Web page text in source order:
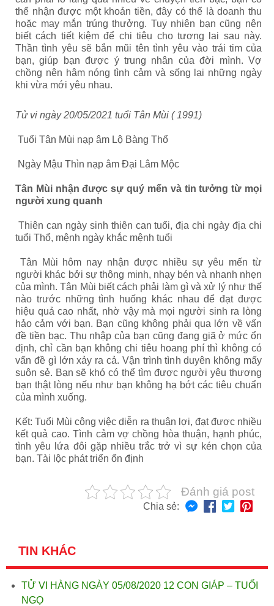
thể nhận được một khoản tiền, đây có thể là doanh thu
hoặc may mắn trúng thưởng. Tuy nhiên bạn cũng nên
biết cách tiết kiệm để chi tiêu cho tương lai sau này.
Thần tình yêu sẽ bắn mũi tên tình yêu vào trái tim của
bạn, giúp bạn được ý trung nhân của đời mình. Vợ
chồng nên hâm nóng tình cảm và sống lại những ngày
khi vừa mới yêu nhau.
Tử vi ngày 20/05/2021 tuổi Tân Mùi ( 1991)
Tuổi Tân Mùi nạp âm Lộ Bàng Thổ
Ngày Mậu Thìn nạp âm Đại Lâm Mộc
Tân Mùi nhận được sự quý mến và tin tưởng từ mọi
người xung quanh
Thiên can ngày sinh thiên can tuổi, địa chi ngày địa chi
tuổi Thổ, mệnh ngày khắc mệnh tuổi
Tân Mùi hôm nay nhận được nhiều sự yêu mến từ
người khác bởi sự thông minh, nhạy bén và nhanh nhẹn
của mình. Tân Mùi biết cách phải làm gì và xử lý như thế
nào trước những tình huống khác nhau để đạt được
hiệu quả cao nhất, nhờ vậy mà mọi người sinh ra lòng
hảo cảm với bạn. Bạn cũng không phải qua lớn về vấn
đề tiền bạc. Thu nhập của bạn cũng đang giã ở mức ổn
định, chỉ cần bạn không chi tiêu hoang phí thì không có
vấn đề gì lớn xảy ra cả. Vận trình tình duyên không mấy
suôn sẻ. Bạn sẽ khó có thể tìm được người yêu thương
bạn thật lòng nếu như bạn không hạ bớt các tiêu chuẩn
của mình xuống.
Kết: Tuổi Mùi công việc diễn ra thuận lợi, đạt được nhiều
kết quả cao. Tình cảm vợ chồng hòa thuận, hạnh phúc,
tình yêu lứa đôi gặp nhiều trắc trở vì sự kén chọn của
bạn. Tài lộc phát triển ổn định
Đánh giá post
Chia sẻ:
TIN KHÁC
TỬ VI HÀNG NGÀY 05/08/2020 12 CON GIÁP – TUỔI
NGỌ